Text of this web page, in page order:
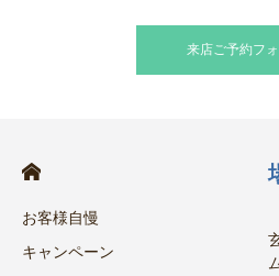
来店ご予約フ
お客様自慢
キャンペーン